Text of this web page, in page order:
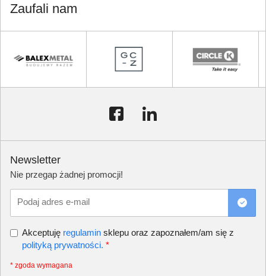
Zaufali nam
Newsletter
Nie przegap żadnej promocji!
Podaj adres e-mail
Akceptuję regulamin sklepu oraz zapoznałem/am się z
polityką prywatności. *
* zgoda wymagana